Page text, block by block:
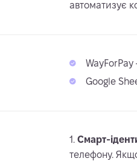
автоматизує
Google
Смарт-
телефону.